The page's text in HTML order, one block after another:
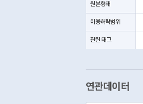
원본형태
이용허락범위
관련 태그
연관데이터